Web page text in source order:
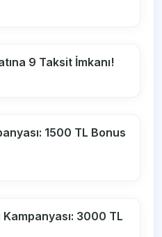
9 Taksit İmkanı!
1500 TL Bonus
3000 TL